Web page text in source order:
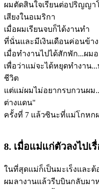
ผมตัดสินใจเรียนต่อปริญญ
เสียงในอเมริกา
เมื่อผมเรียนจบก็ได้งานทำ
ที่นั่นและมีเงินเดือนค่อนข้าง
เมื่อทำงานไปได้สักพัก...ผม
เพื่อว่าแม่จะได้หยุดทำงาน
ชีวิต
แต่แม่ผมไม่อยากรบกวนผม
ต่างแดน"
ครั้งที่ 7 แล้วซินะที่แม่โกหก
8. เมื่อแม่แก่ตัวลงไปเรื่
ในที่สุดแม่ก็เป็นมะเร็งและต้
ผมลางานแล้วรีบบินกลับม